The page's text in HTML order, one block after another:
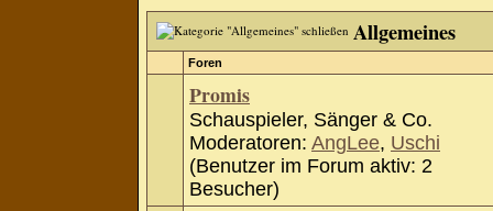
Allgemeines
Foren
Promis
Schauspieler, Sänger & Co.
Moderatoren: AngLee, Uschi
(Benutzer im Forum aktiv: 2
Besucher)